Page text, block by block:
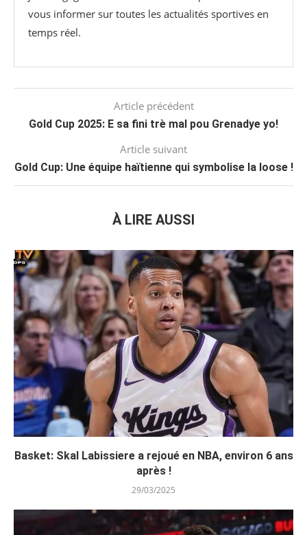
vous informer sur toutes les actualités sportives en
temps réel.
Article précédent
Gold Cup 2025: E sa fini trè mal pou Grenadye yo!
Article suivant
Gold Cup: Une équipe haïtienne qui symbolise la loose !
À LIRE AUSSI
Basket: Skal Labissiere a rejoué en NBA, environ 6 ans
après !
29/03/2025